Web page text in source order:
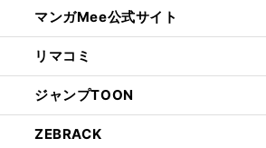
マンガMee公式サイト
リマコミ
ジャンプTOON
ZEBRACK